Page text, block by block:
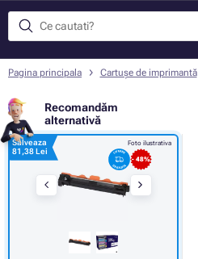
Pagina principala Cartușe de imprimantă
Recomandăm
alternativă
Foto ilustrativa
- 48%
Salveaza
81,38 Lei